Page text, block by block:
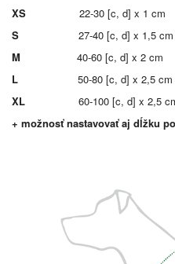
XS 22-30 [c, d] x 1 cm
S
27-40 [c, d] x 1,5 cm
M
40-60 [c, d] x 2 cm
L
50-80 [c, d] x 2,5 cm
XL 60-100 [c, d] x 2,5
+ možnosť nastavovať aj dĺžku